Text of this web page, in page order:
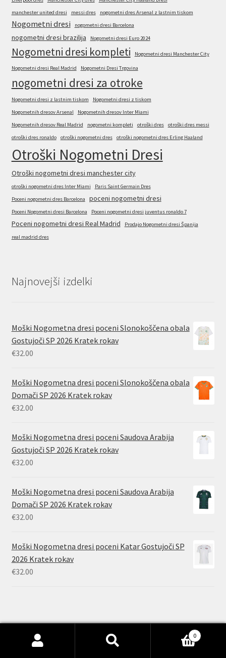
manchester united dresi
messi dres nogometni dres Arsenal z lastnim tiskom
Nogometni dresi nogometni dresi Barcelona
nogometni dresi brazilija Nogometni dresi Euro 2024
Nogometni dresi kompleti Nogometni dresi Manchester City
Nogometni dresi Real Madrid Nogometni Dresi Trgovina
nogometni dresi za otroke
Nogometni dresi z lastnim tiskom
Nogometni dresi z tiskom
Nogometnih dresov Arsenal
Nogometnih dresov Inter Miami
Nogometnih dresov Real Madrid
nogometni kompleti otroški dres
otroški dres messi
otroški dres ronaldo
otroški nogometni dres otroški nogometni dres Erling Haaland
Otroški Nogometni Dresi
Otroški nogometni dresi manchester city
otroški nogometni dres Inter Miami
Paris Saint Germain Dres
Poceni nogometni dres Barcelona
poceni nogometni dresi
Poceni Nogometni dresi Barcelona Poceni nogometni dresi juventus ronaldo 7
Poceni nogometni dresi Real Madrid
Prodajo Nogometni dresi Španija
real madrid dres
Najnovejši izdelki
Moški Nogometna dresi poceni Slonokoščena obala
Gostujoči SP 2026 Kratek rokav
€32.00
Moški Nogometna dresi poceni Slonokoščena obala
Domači SP 2026 Kratek rokav
€32.00
Moški Nogometna dresi poceni Saudova Arabija
Gostujoči SP 2026 Kratek rokav
€32.00
Moški Nogometna dresi poceni Saudova Arabija
Domači SP 2026 Kratek rokav
€32.00
Moški Nogometna dresi poceni Katar Gostujoči SP
2026 Kratek rokav
€32.00
© Otroški Nogometni Dresi 2026
0